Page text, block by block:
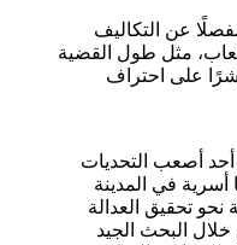
عن التكاليف
مثل طول القضية
على احتراف
أحد أصعب التحديات
أسرية في المدينة
نحو تحقيق العدالة
البحث الجيد